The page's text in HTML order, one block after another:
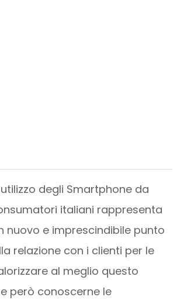
degli Smartphone da
italiani rappresenta
nuovo e imprescindibile punto
relazione con i clienti per le
al meglio questo
però conoscerne le